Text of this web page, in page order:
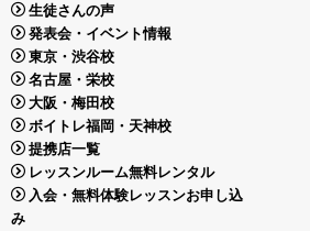
生徒さんの声
発表会・イベント情報
東京・渋谷校
名古屋・栄校
大阪・梅田校
ボイトレ福岡・天神校
提携店一覧
レッスンルーム無料レンタル
入会・無料体験レッスンお申し込
み